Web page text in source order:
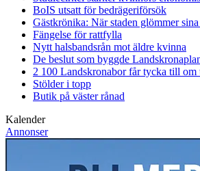
BoIS utsatt för bedrägeriförsök
Gästkrönika: När staden glömmer sina
Fängelse för rattfylla
Nytt halsbandsrån mot äldre kvinna
De beslut som byggde Landskrona
2 100 Landskronabor får tycka till om
Stölder i topp
Butik på väster rånad
Kalender
Annonser